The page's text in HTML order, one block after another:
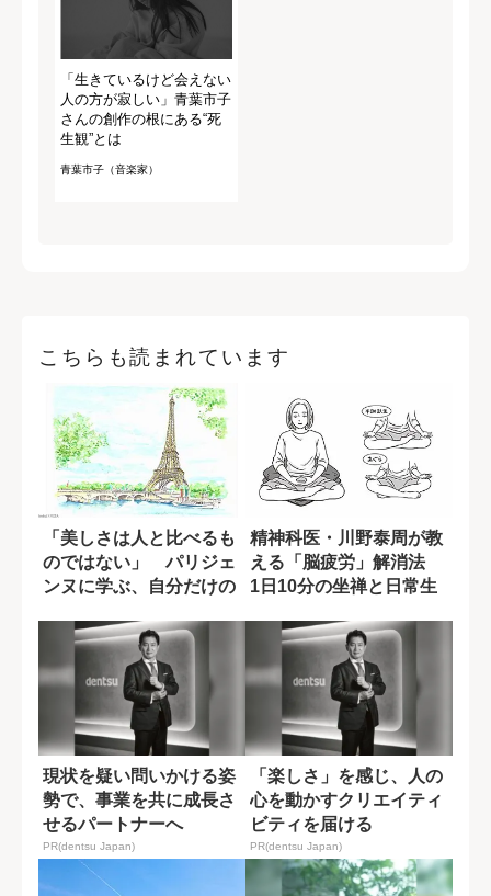
「生きているけど会えない
人の方が寂しい」青葉市子
さんの創作の根にある“死
生観”とは
青葉市子（音楽家）
こちらも読まれています
「美しさは人と比べるも
のではない」 パリジェ
ンヌに学ぶ、自分だけの
精神科医・川野泰周が教
える「脳疲労」解消法
1日10分の坐禅と日常生
現状を疑い問いかける姿
勢で、事業を共に成長さ
せるパートナーへ
PR(dentsu Japan)
「楽しさ」を感じ、人の
心を動かすクリエイティ
ビティを届ける
PR(dentsu Japan)